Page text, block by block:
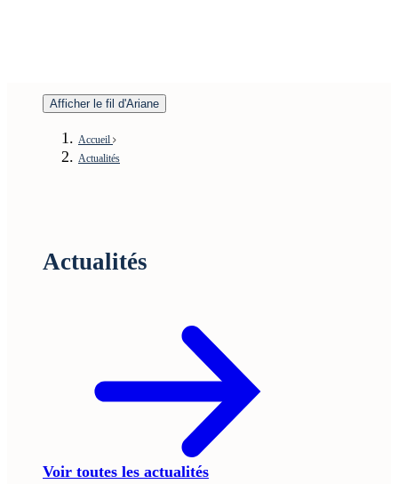
Afficher le fil d'Ariane
Accueil
Actualités
Actualités
Voir toutes les actualités